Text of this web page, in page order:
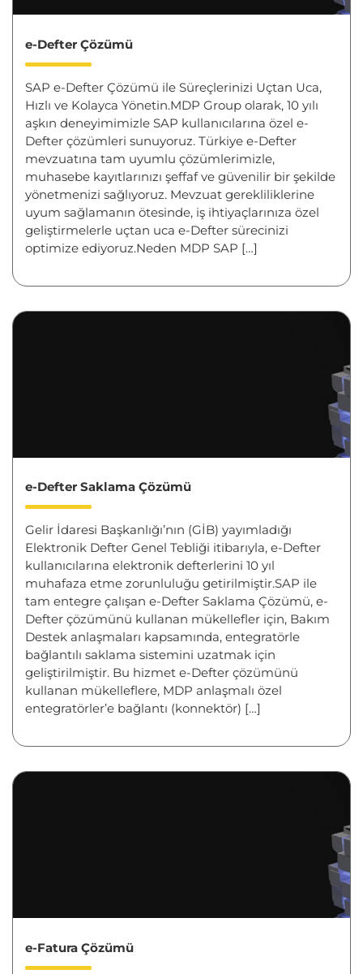
e-Defter Çözümü
SAP e-Defter Çözümü ile Süreçlerinizi Uçtan Uca,
Hızlı ve Kolayca Yönetin.MDP Group olarak, 10 yılı
aşkın deneyimimizle SAP kullanıcılarına özel e-
Defter çözümleri sunuyoruz. Türkiye e-Defter
mevzuatına tam uyumlu çözümlerimizle,
muhasebe kayıtlarınızı şeffaf ve güvenilir bir şekilde
yönetmenizi sağlıyoruz. Mevzuat gerekliliklerine
uyum sağlamanın ötesinde, iş ihtiyaçlarınıza özel
geliştirmelerle uçtan uca e-Defter sürecinizi
optimize ediyoruz.Neden MDP SAP […]
e-Defter Saklama Çözümü
Gelir İdaresi Başkanlığı’nın (GİB) yayımladığı
Elektronik Defter Genel Tebliği itibarıyla, e-Defter
kullanıcılarına elektronik defterlerini 10 yıl
muhafaza etme zorunluluğu getirilmiştir.SAP ile
tam entegre çalışan e-Defter Saklama Çözümü, e-
Defter çözümünü kullanan mükellefler için, Bakım
Destek anlaşmaları kapsamında, entegratörle
bağlantılı saklama sistemini uzatmak için
geliştirilmiştir. Bu hizmet e-Defter çözümünü
kullanan mükelleflere, MDP anlaşmalı özel
entegratörler’e bağlantı (konnektör) […]
e-Fatura Çözümü